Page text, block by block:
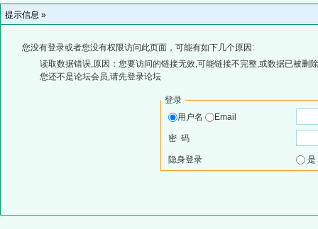
提示信息 »
您没有登录或者您没有权限访问此页面，可能有如下几个原因:
读取数据错误,原因：您要访问的链接无效,可能链接不完整,或数据已被删
您还不是论坛会员,请先登录论坛
登录
用户名
Email
密 码
隐身登录